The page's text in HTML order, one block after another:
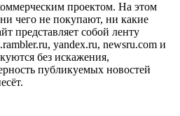
проектом. На этом
чего не покупают, ни какие
представляет собой ленту
yandex.ru, newsru.com и
без искажения,
публикуемых новостей